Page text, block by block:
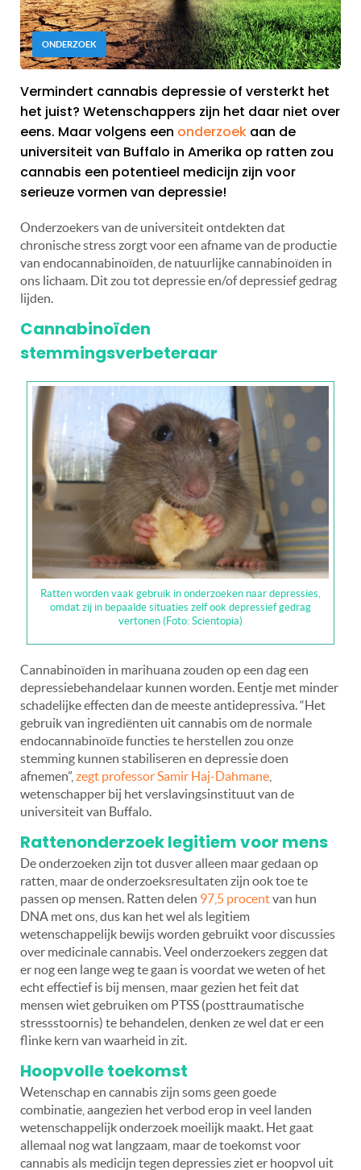
ONDERZOEK
Vermindert cannabis depressie of versterkt het
het juist? Wetenschappers zijn het daar niet over
eens. Maar volgens een onderzoek aan de
universiteit van Buffalo in Amerika op ratten zou
cannabis een potentieel medicijn zijn voor
serieuze vormen van depressie!
Onderzoekers van de universiteit ontdekten dat
chronische stress zorgt voor een afname van de productie
van endocannabinoïden, de natuurlijke cannabinoïden in
ons lichaam. Dit zou tot depressie en/of depressief gedrag
lijden.
Cannabinoïden
stemmingsverbeteraar
Ratten worden vaak gebruik in onderzoeken naar depressies,
omdat zij in bepaalde situaties zelf ook depressief gedrag
vertonen (Foto: Scientopia)
Cannabinoïden in marihuana zouden op een dag een
depressiebehandelaar kunnen worden. Eentje met minder
schadelijke effecten dan de meeste antidepressiva. “Het
gebruik van ingrediënten uit cannabis om de normale
endocannabinoïde functies te herstellen zou onze
stemming kunnen stabiliseren en depressie doen
afnemen”, zegt professor Samir Haj-Dahmane
wetenschapper bij het verslavingsinstituut van de
universiteit van Buffalo.
Rattenonderzoek legitiem voor mens
De onderzoeken zijn tot dusver alleen maar gedaan op
ratten, maar de onderzoeksresultaten zijn ook toe te
passen op mensen. Ratten delen 97,5 procentvan hun
DNA met ons, dus kan het wel als legitiem
wetenschappelijk bewijs worden gebruikt voor discussies
over medicinale cannabis. Veel onderzoekers zeggen dat
er nog een lange weg te gaan is voordat we weten of het
echt effectief is bij mensen, maar gezien het feit dat
mensen wiet gebruiken om PTSS (posttraumatische
stressstoornis) te behandelen, denken ze wel dat er een
flinke kern van waarheid in zit.
Hoopvolle toekomst
Wetenschap en cannabis zijn soms geen goede
combinatie, aangezien het verbod erop in veel landen
wetenschappelijk onderzoek moeilijk maakt. Het gaat
allemaal nog wat langzaam, maar de toekomst voor
cannabis als medicijn tegen depressies ziet er hoopvol uit